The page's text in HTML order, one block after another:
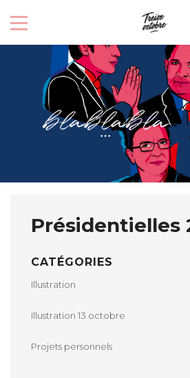
Présidentielles
CATÉGORIES
Illustration
Illustration 13 octobre
Projets personnels